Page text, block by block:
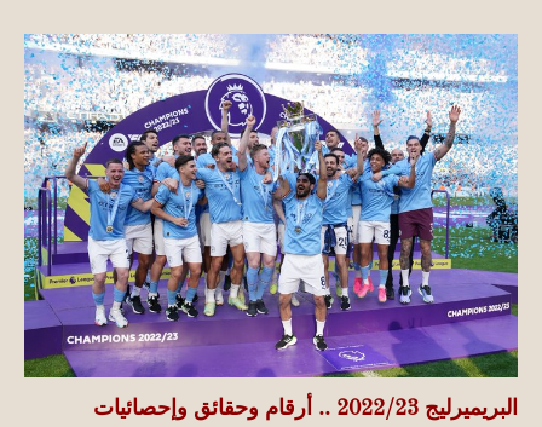
البريميرليج 2022/23 .. أرقام وحقائق وإحصائيات